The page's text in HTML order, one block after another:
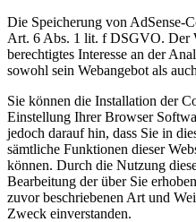
Die Speicherung von AdSense-
Art. 6 Abs. 1 lit. f DSGVO. Der
berechtigtes Interesse an der
sowohl sein Webangebot als
Sie können die Installation der
Einstellung Ihrer Browser
jedoch darauf hin, dass Sie in
sämtliche Funktionen dieser
können. Durch die Nutzung
Bearbeitung der über Sie
zuvor beschriebenen Art und
Zweck einverstanden.